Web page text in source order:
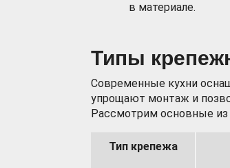
в материале.
Типы
Современные кухни
упрощают монтаж и
Рассмотрим основные из
Тип крепежа